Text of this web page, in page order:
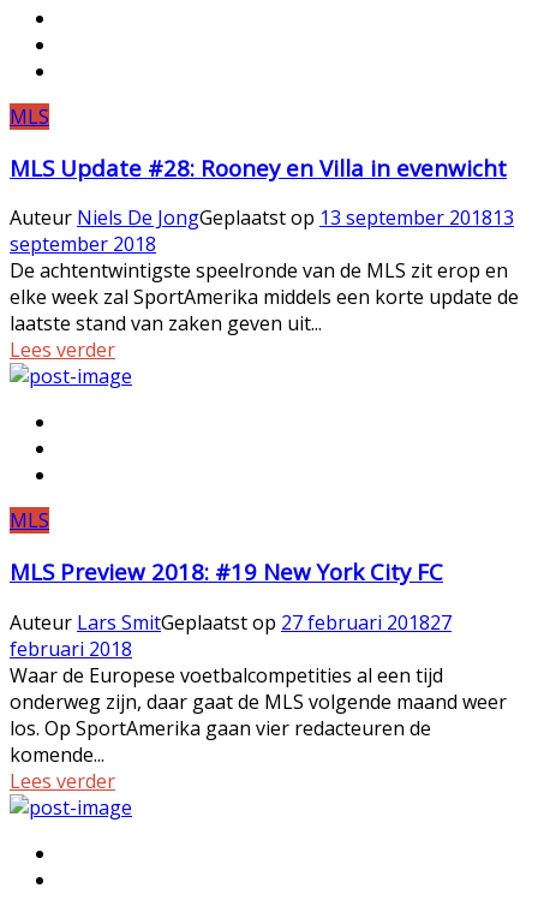
MLS
MLS Update #28: Rooney en Villa in evenwicht
Auteur Niels De JongGeplaatst op 13 september 201813
september 2018
De achtentwintigste speelronde van de MLS zit erop en
elke week zal SportAmerika middels een korte update de
laatste stand van zaken geven uit...
Lees verder
MLS
MLS Preview 2018: #19 New York City FC
Auteur Lars SmitGeplaatst op 27 februari 201827
februari 2018
Waar de Europese voetbalcompetities al een tijd
onderweg zijn, daar gaat de MLS volgende maand weer
los. Op SportAmerika gaan vier redacteuren de
komende...
Lees verder